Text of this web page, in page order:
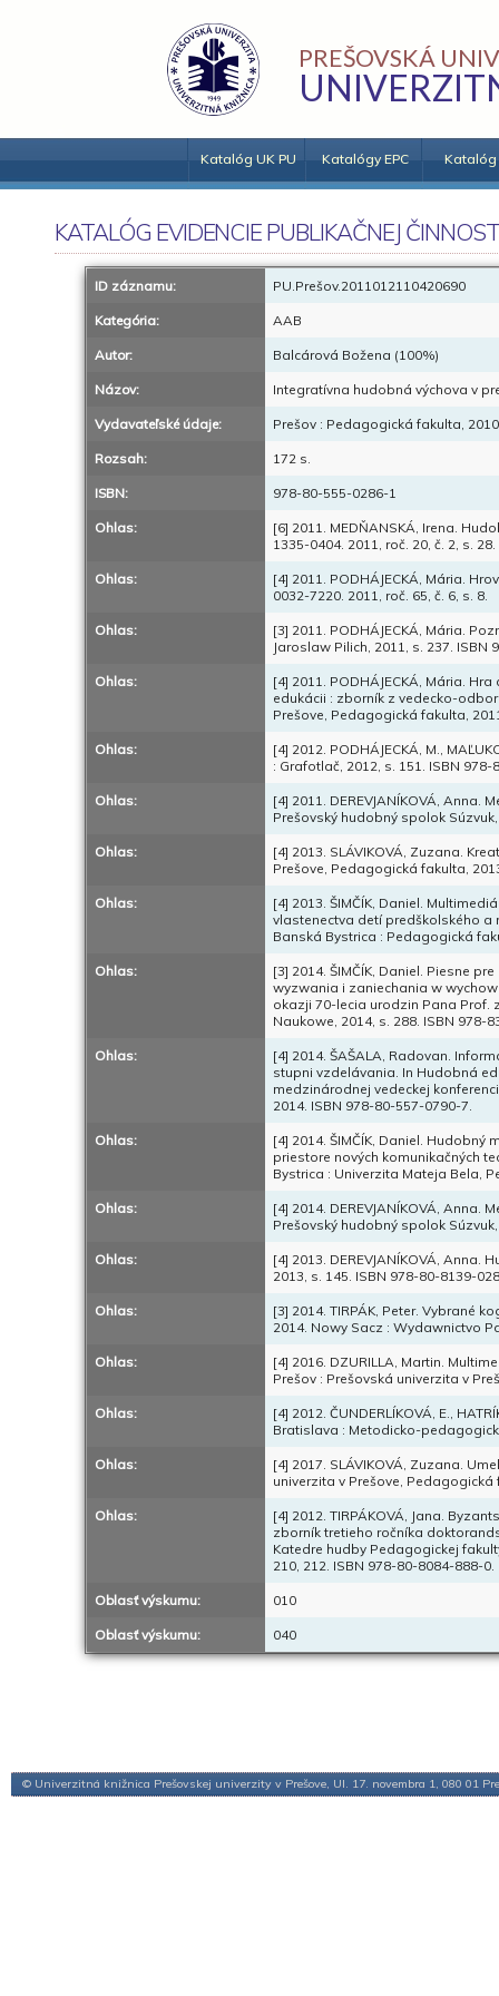
PREŠOVSKÁ
Katalóg UK PU Katalógy EPC Katalóg
KATALÓG EVIDENCIE PUBLIKAČNEJ
ID záznamu: PU.Prešov.2011012110420690
Kategória: AAB
Autor: Balcárová Božena (100%)
Názov: Integratívna hudobná výchova v
Vydavateľské údaje: Prešov : Pedagogická fakulta, 2010
Rozsah: 172 s.
ISBN: 978-80-555-0286-1
Ohlas:
[6] 2011. MEDŇANSKÁ, Irena.
1335-0404. 2011, roč. 20, č. 2, s. 28.
Ohlas:
[4] 2011. PODHÁJECKÁ, Mária.
0032-7220. 2011, roč. 65, č. 6, s. 8.
Ohlas:
[3] 2011. PODHÁJECKÁ, Mária.
Jaroslaw Pilich, 2011, s. 237. ISBN
Ohlas:
[4] 2011. PODHÁJECKÁ, Mária.
edukácii : zborník z vedecko-
Prešove, Pedagogická fakulta,
Ohlas:
[4] 2012. PODHÁJECKÁ, M.,
: Grafotlač, 2012, s. 151. ISBN
Ohlas:
[4] 2011. DEREVJANÍKOVÁ,
Prešovský hudobný spolok
Ohlas:
[4] 2013. SLÁVIKOVÁ, Zuzana.
Prešove, Pedagogická fakulta,
Ohlas:
[4] 2013. ŠIMČÍK, Daniel.
vlastenectva detí predškolského a
Banská Bystrica : Pedagogická
Ohlas:
[3] 2014. ŠIMČÍK, Daniel. Piesne
wyzwania i zaniechania w
okazji 70-lecia urodzin Pana Prof.
Naukowe, 2014, s. 288. ISBN 978-
Ohlas:
[4] 2014. ŠAŠALA, Radovan.
stupni vzdelávania. In Hudobná
medzinárodnej vedeckej
2014. ISBN 978-80-557-0790-7.
Ohlas:
[4] 2014. ŠIMČÍK, Daniel.
priestore nových komunikačných
Bystrica : Univerzita Mateja Bela,
Ohlas:
[4] 2014. DEREVJANÍKOVÁ,
Prešovský hudobný spolok
Ohlas:
[4] 2013. DEREVJANÍKOVÁ,
2013, s. 145. ISBN 978-80-8139-
Ohlas:
[3] 2014. TIRPÁK, Peter. Vybrané
2014. Nowy Sacz : Wydawnictvo
Ohlas:
[4] 2016. DZURILLA, Martin.
Prešov : Prešovská univerzita v
Ohlas:
[4] 2012. ČUNDERLÍKOVÁ, E.,
Bratislava : Metodicko-
Ohlas:
[4] 2017. SLÁVIKOVÁ, Zuzana.
univerzita v Prešove, Pedagogická
Ohlas:
[4] 2012. TIRPÁKOVÁ, Jana.
zborník tretieho ročníka
Katedre hudby Pedagogickej
210, 212. ISBN 978-80-8084-888-0.
Oblasť výskumu: 010
Oblasť výskumu: 040
© Univerzitná knižnica Prešovskej univerzity v Prešove, Ul. 17. novembra 1, 080 01